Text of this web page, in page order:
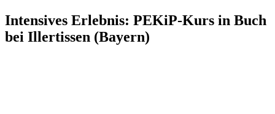
Intensives Erlebnis: PEKiP-Kurs in Buch
bei Illertissen (Bayern)